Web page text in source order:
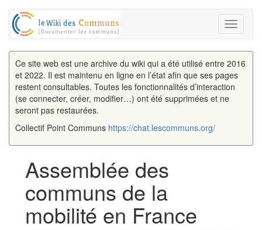
Toggle
Ce site web est une archive du wiki qui a été utilisé entre 2016
et 2022. Il est maintenu en ligne en l’état afin que ses pages
restent consultables. Toutes les fonctionnalités d’interaction
(se connecter, créer, modifier…) ont été supprimées et ne
seront pas restaurées.
Collectif Point Communs https://chat.lescommuns.org/
Assemblée des
communs de la
mobilité en France